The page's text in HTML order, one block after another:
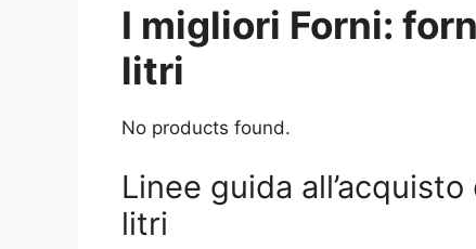
I migliori Forni:
litri
No products found.
Linee guida
litri